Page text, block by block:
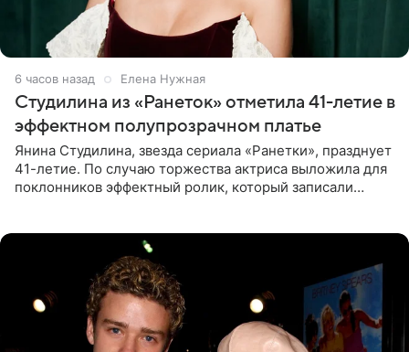
6 часов назад Елена Нужная
Студилина из «Ранеток» отметила 41-летие в
эффектном полупрозрачном платье
Янина Студилина, звезда сериала «Ранетки», празднует
41-летие. По случаю торжества актриса выложила для
поклонников эффектный ролик, который записали